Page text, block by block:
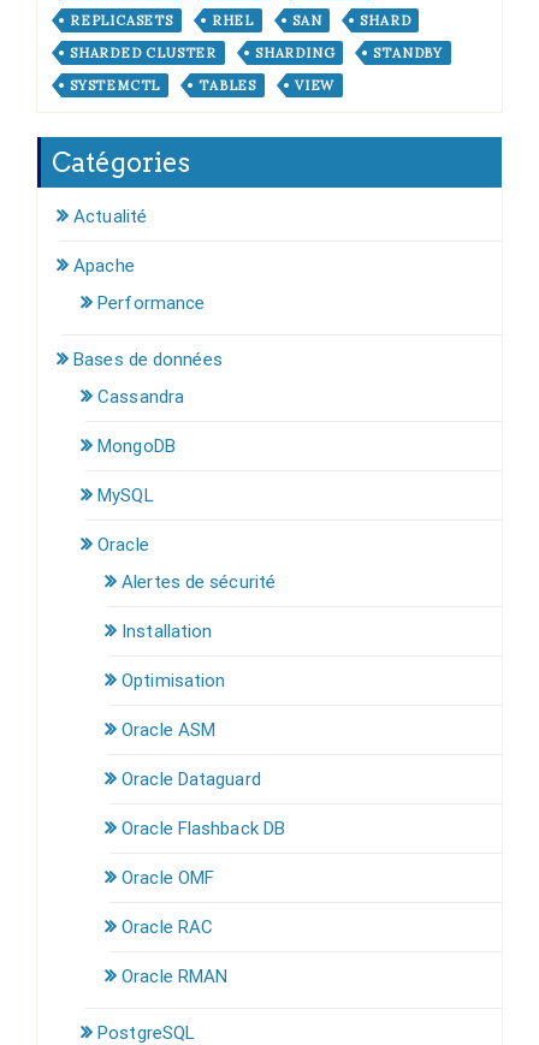
REPLICASETS
RHEL SAN
SHARD
SHARDED CLUSTER
SHARDING
STANDBY
SYSTEMCTL
TABLES VIEW
Catégories
Actualité
Apache
Performance
Bases de données
Cassandra
MongoDB
MySQL
Oracle
Alertes de sécurité
Installation
Optimisation
Oracle ASM
Oracle Dataguard
Oracle Flashback DB
Oracle OMF
Oracle RAC
Oracle RMAN
PostgreSQL